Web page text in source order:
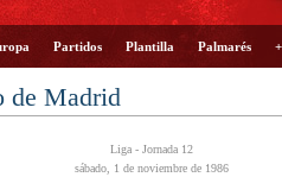
Partidos Plantilla Palmarés
de Madrid
Liga - Jornada 12
sábado, 1 de noviembre de 1986